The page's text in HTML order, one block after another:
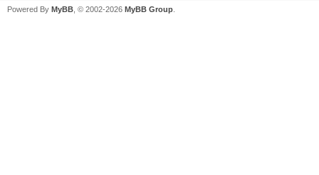
Powered By MyBB , © 2002-2026 MyBB Group